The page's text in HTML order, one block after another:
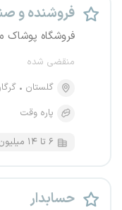
فروشنده و
فروشگاه پوشاک
منقضی شده
گلستان
پاره وقت
۶ تا ۱۴ میلیون تومان
حسابدار